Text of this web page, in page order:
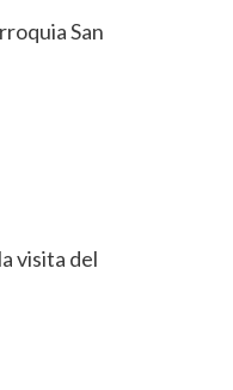
San
visita del